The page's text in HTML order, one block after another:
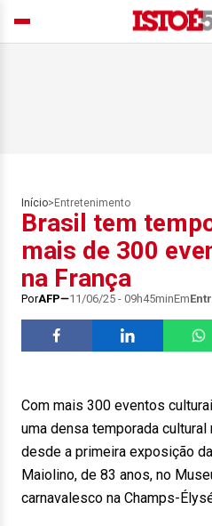
Início> Entretenimento
Brasil tem
mais de 300
na França
PorAFP 11/06/25 - 09h45minEm
Com mais 300 eventos
uma densa temporada cultural
desde a primeira exposição
Maiolino, de 83 anos, no
carnavalesco na Champs-